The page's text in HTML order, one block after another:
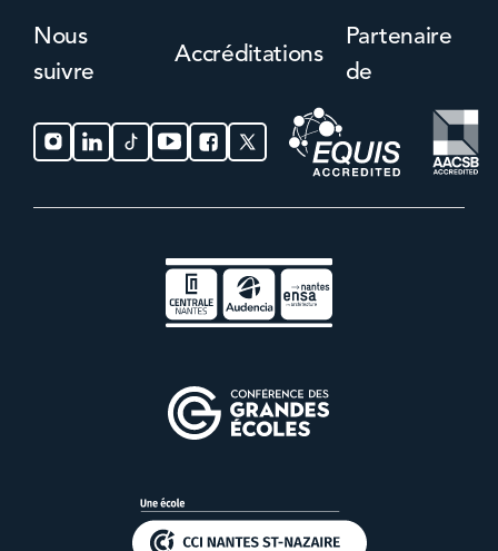
Nous
suivre
Accréditations
Partenaire
de